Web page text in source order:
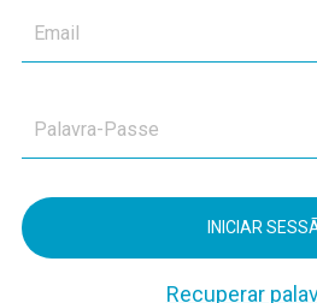
Recuperar